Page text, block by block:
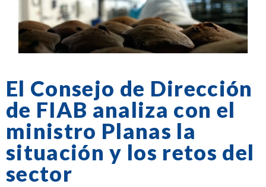
El Consejo de Dirección
de FIAB analiza con el
ministro Planas la
situación y los retos del
sector